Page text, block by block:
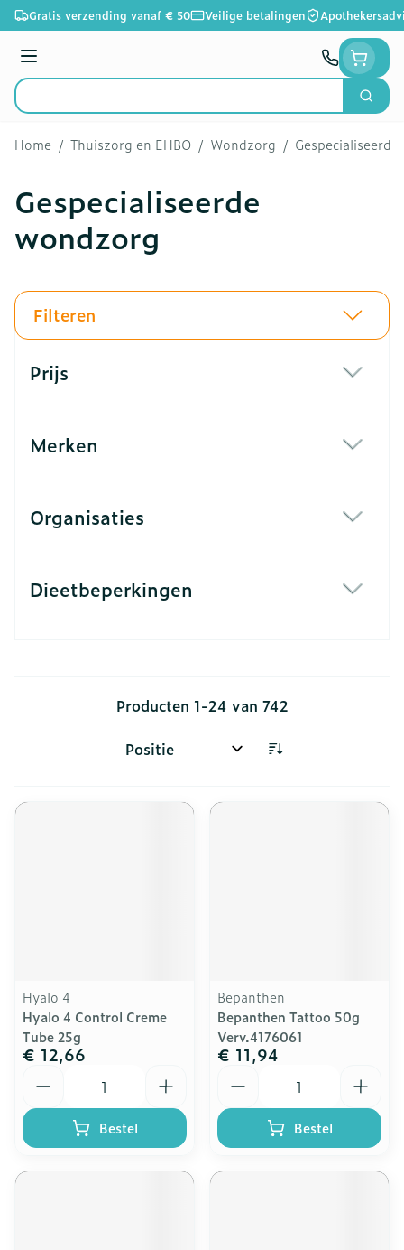
Ga naar de inhoud
Gratis verzending vanaf € 50 Veilige betalingen
Menu
Product, merk, categorie...
Zoek
Home / Thuiszorg en EHBO / Wondzorg /
Gespecialiseerde
wondzorg
Filteren
Prijs
Merken
Organisaties
Dieetbeperkingen
Producten 1-24 van 742
Sorteer op:
Hyalo 4
Hyalo 4 Control Creme
Tube 25g
€ 12,66
Bestel
Bepanthen
Bepanthen Tattoo 50g
Verv.4176061
€ 11,94
Bestel